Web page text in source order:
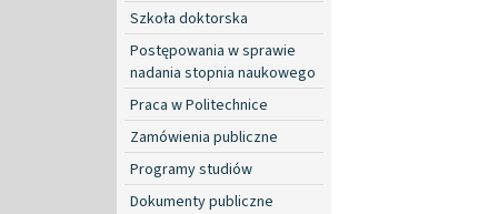
Szkoła doktorska
Postępowania w sprawie
nadania stopnia naukowego
Praca w Politechnice
Zamówienia publiczne
Programy studiów
Dokumenty publiczne